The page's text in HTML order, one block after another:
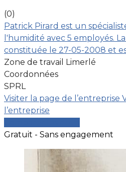
(0)
Patrick Pirard est un
l'humidité avec 5 employés.
constituée le 27-05-2008 et
Zone de travail Limerlé
Coordonnées
SPRL
Visiter la page de l’entreprise
l’entreprise
Gratuit - Sans engagement